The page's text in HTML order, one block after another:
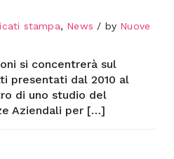
stampa, News by Nuove
si concentrerà sul
presentati dal 2010 al
di uno studio del
Aziendali per […]